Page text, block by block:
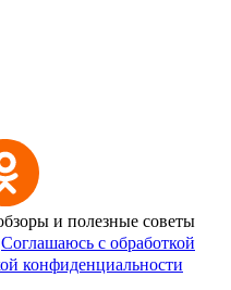
и полезные советы
Соглашаюсь с обработкой
конфиденциальности